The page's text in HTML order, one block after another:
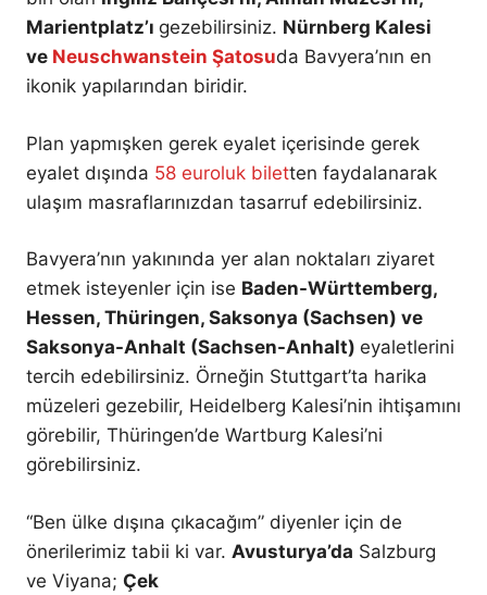
Marientplatz’ı gezebilirsiniz. Nürnberg Kalesi
ve Neuschwanstein Şatosuda Bavyera’nın en
ikonik yapılarından biridir.
Plan yapmışken gerek eyalet içerisinde gerek
eyalet dışında 58 euroluk biletten faydalanarak
ulaşım masraflarınızdan tasarruf edebilirsiniz.
Bavyera’nın yakınında yer alan noktaları ziyaret
etmek isteyenler için ise Baden-Württemberg,
Hessen, Thüringen, Saksonya (Sachsen) ve
Saksonya-Anhalt (Sachsen-Anhalt) eyaletlerini
tercih edebilirsiniz. Örneğin Stuttgart’ta harika
müzeleri gezebilir, Heidelberg Kalesi’nin ihtişamını
görebilir, Thüringen’de Wartburg Kalesi’ni
görebilirsiniz.
“Ben ülke dışına çıkacağım” diyenler için de
önerilerimiz tabii ki var. Avusturya’da Salzburg
ve Viyana; Çek